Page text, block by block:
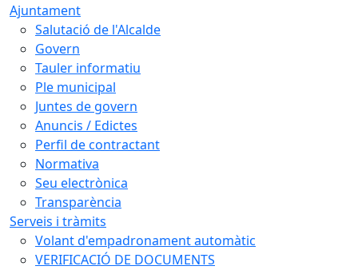
Ajuntament
Salutació de l'Alcalde
Govern
Tauler informatiu
Ple municipal
Juntes de govern
Anuncis / Edictes
Perfil de contractant
Normativa
Seu electrònica
Transparència
Serveis i tràmits
Volant d'empadronament automàtic
VERIFICACIÓ DE DOCUMENTS